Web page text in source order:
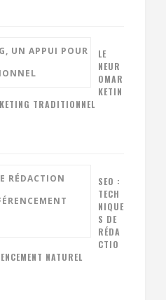
LE
NEUR
OMAR
KETIN
TRADITIONNEL
SEO :
TECH
NIQUE
S DE
RÉDA
CTIO
NATUREL